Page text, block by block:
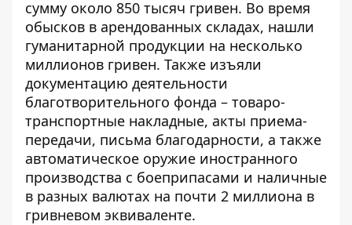
сумму около 850 тысяч гривен. Во время
обысков в арендованных складах, нашли
гуманитарной продукции на несколько
миллионов гривен. Также изъяли
документацию деятельности
благотворительного фонда – товаро-
транспортные накладные, акты приема-
передачи, письма благодарности, а также
автоматическое оружие иностранного
производства с боеприпасами и наличные
в разных валютах на почти 2 миллиона в
гривневом эквиваленте.